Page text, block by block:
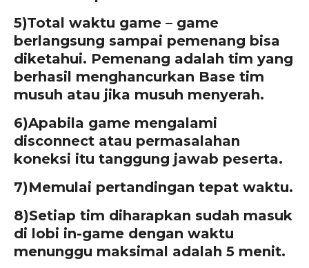
5)Total waktu game – game
berlangsung sampai pemenang bisa
diketahui. Pemenang adalah tim yang
berhasil menghancurkan Base tim
musuh atau jika musuh menyerah.
6)Apabila game mengalami
disconnect atau permasalahan
koneksi itu tanggung jawab peserta.
7)Memulai pertandingan tepat waktu.
8)Setiap tim diharapkan sudah masuk
di lobi in-game dengan waktu
menunggu maksimal adalah 5 menit.